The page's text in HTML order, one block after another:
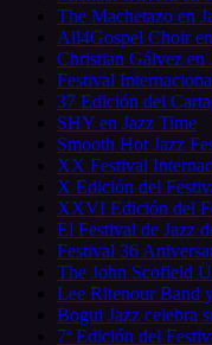
The Machetazo en
All4Gospel Choir
Christian Gálvez en
Festival
37 Edición del
SHY en Jazz Time
Smooth Hot Jazz
XX Festival
X Edición del
XXVI Edición del
El Festival de Jazz
Festival 36
The John Scofield
Lee Ritenour Band
Bogui Jazz celebra
7ª Edición del